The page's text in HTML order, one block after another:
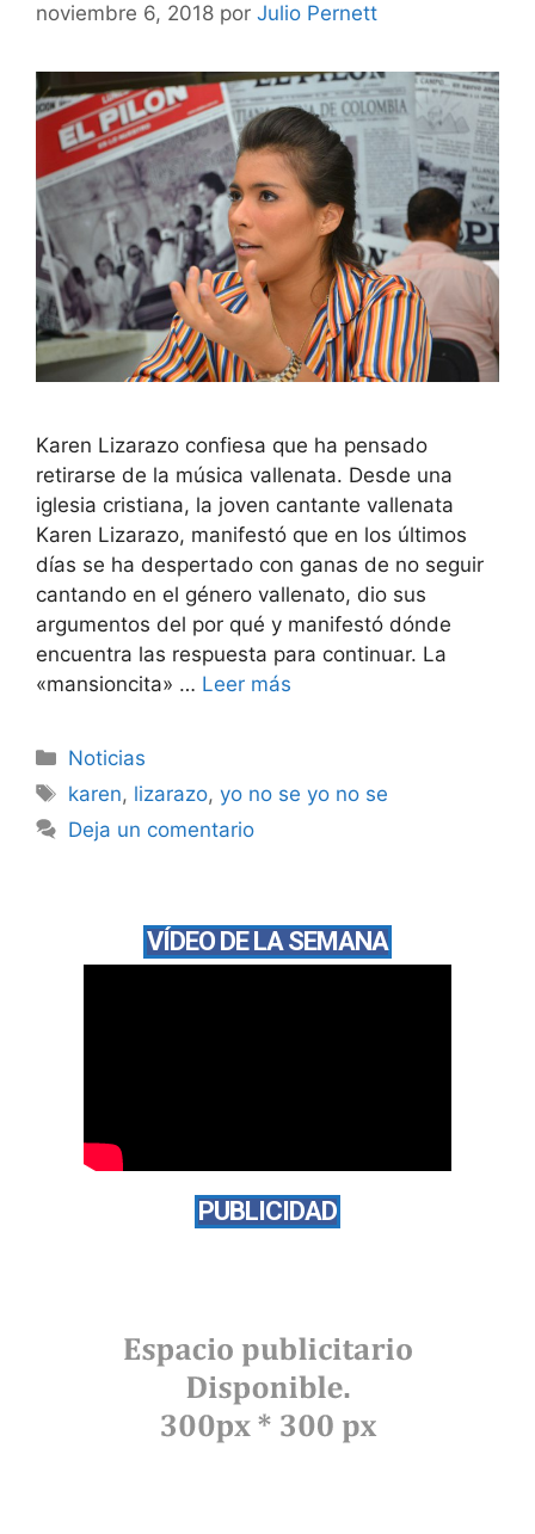
noviembre 6, 2018 por Julio Pernett
Karen Lizarazo confiesa que ha pensado
retirarse de la música vallenata. Desde una
iglesia cristiana, la joven cantante vallenata
Karen Lizarazo, manifestó que en los últimos
días se ha despertado con ganas de no seguir
cantando en el género vallenato, dio sus
argumentos del por qué y manifestó dónde
encuentra las respuesta para continuar. La
«mansioncita» … Leer más
Noticias
karen, lizarazo,yo no se yo no se
Deja un comentario
VÍDEO DE LA SEMANA
PUBLICIDAD